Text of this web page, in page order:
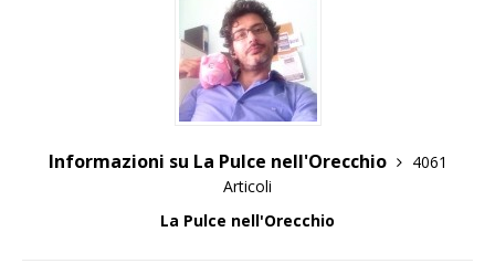
Informazioni su La Pulce nell'Orecchio
4061
Articoli
La Pulce nell'Orecchio